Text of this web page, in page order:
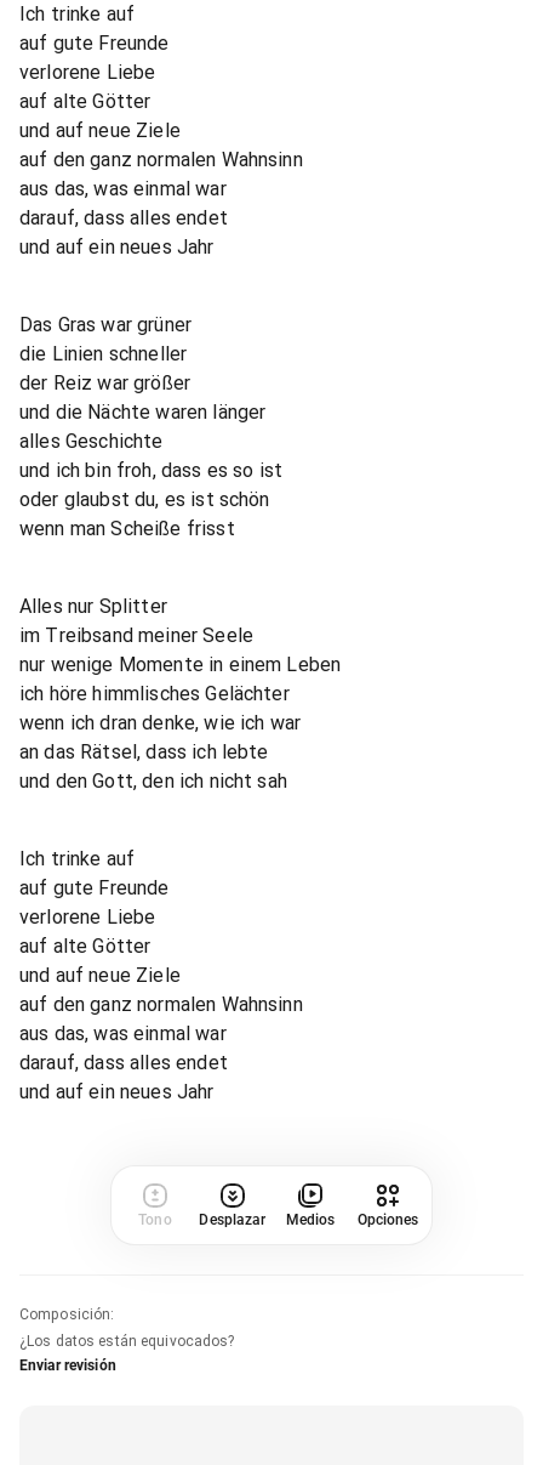
Ich trinke auf
auf gute Freunde
verlorene Liebe
auf alte Götter
und auf neue Ziele
auf den ganz normalen Wahnsinn
aus das, was einmal war
darauf, dass alles endet
und auf ein neues Jahr
Das Gras war grüner
die Linien schneller
der Reiz war größer
und die Nächte waren länger
alles Geschichte
und ich bin froh, dass es so ist
oder glaubst du, es ist schön
wenn man Scheiße frisst
Alles nur Splitter
im Treibsand meiner Seele
nur wenige Momente in einem Leben
ich höre himmlisches Gelächter
wenn ich dran denke, wie ich war
an das Rätsel, dass ich lebte
und den Gott, den ich nicht sah
Ich trinke auf
auf gute Freunde
verlorene Liebe
auf alte Götter
und auf neue Ziele
auf den ganz normalen Wahnsinn
aus das, was einmal war
darauf, dass alles endet
und auf ein neues Jahr
Tono Desplazar Medios Opciones
Composición:
¿Los datos están equivocados?
Enviar revisión